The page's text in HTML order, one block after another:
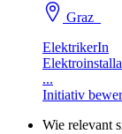
Graz
ElektrikerIn
...
Initiativ
Wie relevant